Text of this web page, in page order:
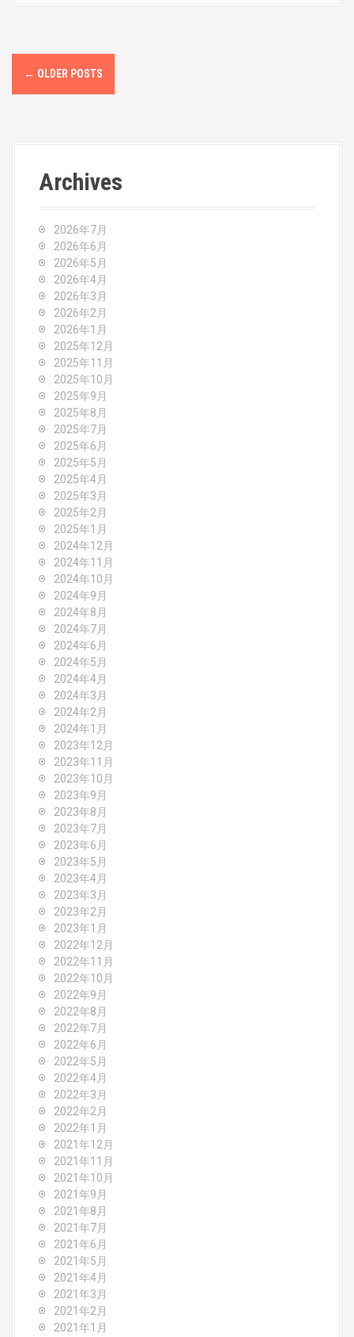
P
o
← OLDER POSTS
Archives
2026年7月
2026年6月
2026年5月
2026年4月
2026年3月
2026年2月
2026年1月
2025年12月
2025年11月
2025年10月
2025年9月
2025年8月
2025年7月
2025年6月
2025年5月
2025年4月
2025年3月
2025年2月
2025年1月
2024年12月
2024年11月
2024年10月
2024年9月
2024年8月
2024年7月
2024年6月
2024年5月
2024年4月
2024年3月
2024年2月
2024年1月
2023年12月
2023年11月
2023年10月
2023年9月
2023年8月
2023年7月
2023年6月
2023年5月
2023年4月
2023年3月
2023年2月
2023年1月
2022年12月
2022年11月
2022年10月
2022年9月
2022年8月
2022年7月
2022年6月
2022年5月
2022年4月
2022年3月
2022年2月
2022年1月
2021年12月
2021年11月
2021年10月
2021年9月
2021年8月
2021年7月
2021年6月
2021年5月
2021年4月
2021年3月
2021年2月
2021年1月